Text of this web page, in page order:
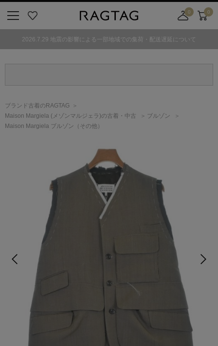
気
0
舗
カ
0
2026.7.29 地震の影響による一部地域での集荷・配送遅延について
ブランド古着のRAGTAG
Maison Margiela (メゾンマルジェラ)の古着・中古
ブルゾン
Maison Margiela ブルゾン（その他）